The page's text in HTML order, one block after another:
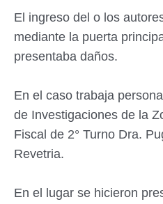
El ingreso del o los
mediante la puerta
presentaba daños.
En el caso trabaja
de Investigaciones de la
Fiscal de 2° Turno Dra.
Revetria.
En el lugar se hicieron